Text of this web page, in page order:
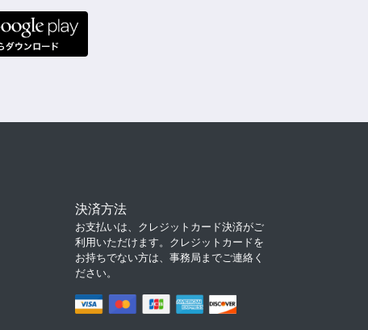
決済方法
お支払いは、クレジットカード決済がご
利用いただけます。クレジットカードを
お持ちでない方は、事務局までご連絡く
ださい。